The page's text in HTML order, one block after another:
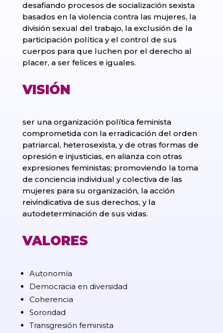
desafiando procesos de socialización sexista
basados en la violencia contra las mujeres, la
división sexual del trabajo, la exclusión de la
participación política y el control de sus
cuerpos para que luchen por el derecho al
placer, a ser felices e iguales.
VISIÓN
ser una organización política feminista
comprometida con la erradicación del orden
patriarcal, heterosexista, y de otras formas de
opresión e injusticias, en alianza con otras
expresiones feministas; promoviendo la toma
de conciencia individual y colectiva de las
mujeres para su organización, la acción
reivindicativa de sus derechos, y la
autodeterminación de sus vidas.
VALORES
Autonomía
Democracia en diversidad
Coherencia
Sororidad
Transgresión feminista